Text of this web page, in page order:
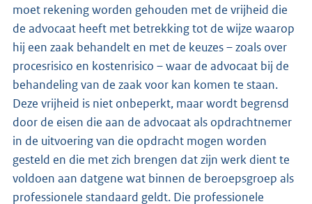
moet rekening worden gehouden met de vrijheid die
de advocaat heeft met betrekking tot de wijze waarop
hij een zaak behandelt en met de keuzes – zoals over
procesrisico en kostenrisico – waar de advocaat bij de
behandeling van de zaak voor kan komen te staan.
Deze vrijheid is niet onbeperkt, maar wordt begrensd
door de eisen die aan de advocaat als opdrachtnemer
in de uitvoering van die opdracht mogen worden
gesteld en die met zich brengen dat zijn werk dient te
voldoen aan datgene wat binnen de beroepsgroep als
professionele standaard geldt. Die professionele